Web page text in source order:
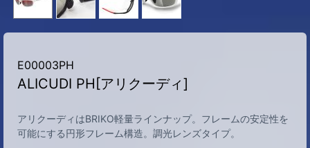
E00003PH
ALICUDI PH[アリクーディ]
アリクーディはBRIKO軽量ラインナップ。フレームの安定性を
可能にする円形フレーム構造。調光レンズタイプ。